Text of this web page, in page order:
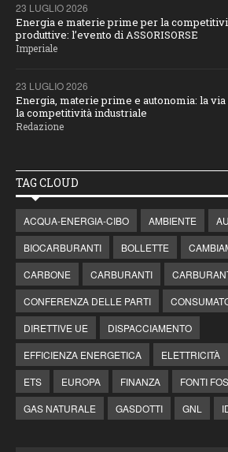
23 LUGLIO 2026
Energia e materie prime per la
produttive: l’evento di ASSORISORSE
Imperiale
23 LUGLIO 2026
Energia, materie prime e autonomia: la
la competitività industriale
Redazione
TAG CLOUD
ACQUA-ENERGIA-CIBO AMBIENTE
BIOCARBURANTI
BOLLETTE
CARBONE
CARBURANTI
CONFERENZA DELLE PARTI
DIRETTIVE UE
DISPACCIAMENTO
EFFICIENZA ENERGETICA
ELETTRICITÀ
ETS
EUROPA FINANZA
FONTI
GAS NATURALE
GASDOTTI GNL